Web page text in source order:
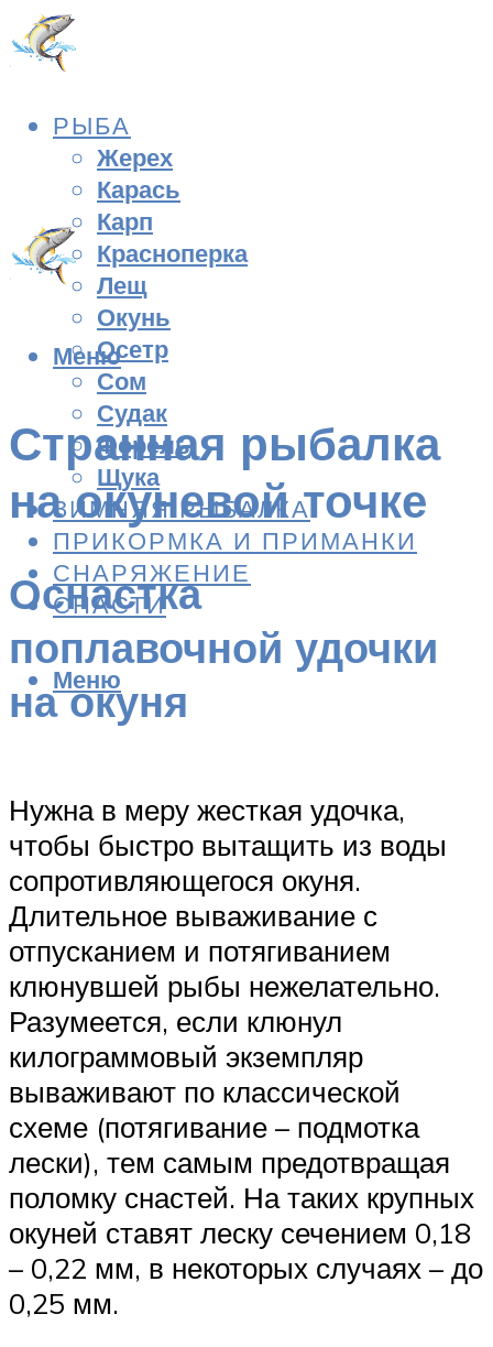
РЫБА
Жерех
Карась
Карп
Красноперка
Лещ
Окунь
Осетр
Сом
Судак
Форель
Щука
ЗИМНЯЯ РЫБАЛКА
ПРИКОРМКА И ПРИМАНКИ
СНАРЯЖЕНИЕ
СНАСТИ
Меню
Меню
Странная рыбалка
на окуневой точке
Оснастка
поплавочной удочки
на окуня
Нужна в меру жесткая удочка,
чтобы быстро вытащить из воды
сопротивляющегося окуня.
Длительное вываживание с
отпусканием и потягиванием
клюнувшей рыбы нежелательно.
Разумеется, если клюнул
килограммовый экземпляр
вываживают по классической
схеме (потягивание – подмотка
лески), тем самым предотвращая
поломку снастей. На таких крупных
окуней ставят леску сечением 0,18
– 0,22 мм, в некоторых случаях – до
0,25 мм.